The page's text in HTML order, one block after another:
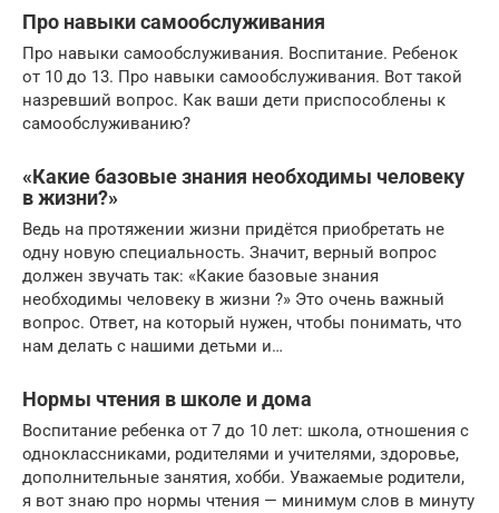
Про навыки самообслуживания
Про навыки самообслуживания. Воспитание. Ребенок
от 10 до 13. Про навыки самообслуживания. Вот такой
назревший вопрос. Как ваши дети приспособлены к
самообслуживанию?
«Какие базовые знания необходимы человеку
в жизни?»
Ведь на протяжении жизни придётся приобретать не
одну новую специальность. Значит, верный вопрос
должен звучать так: «Какие базовые знания
необходимы человеку в жизни ?» Это очень важный
вопрос. Ответ, на который нужен, чтобы понимать, что
нам делать с нашими детьми и…
Нормы чтения в школе и дома
Воспитание ребенка от 7 до 10 лет: школа, отношения с
одноклассниками, родителями и учителями, здоровье,
дополнительные занятия, хобби. Уважаемые родители,
я вот знаю про нормы чтения — минимум слов в минуту